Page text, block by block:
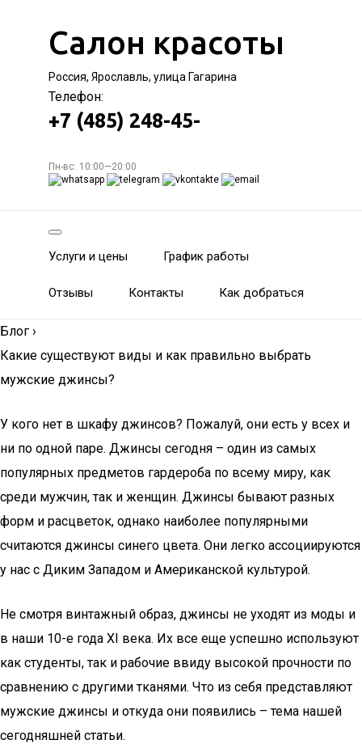
Салон красоты
Россия, Ярославль, улица Гагарина
Телефон:
+7 (485) 248-45-
Пн-вс: 10:00—20:00
Услуги и цены График работы
Отзывы Контакты Как добраться
Блог ›
Какие существуют виды и как правильно выбрать
мужские джинсы?
У кого нет в шкафу джинсов? Пожалуй, они есть у всех и
ни по одной паре. Джинсы сегодня – один из самых
популярных предметов гардероба по всему миру, как
среди мужчин, так и женщин. Джинсы бывают разных
форм и расцветок, однако наиболее популярными
считаются джинсы синего цвета. Они легко ассоциируются
у нас с Диким Западом и Американской культурой.
Не смотря винтажный образ, джинсы не уходят из моды и
в наши 10-е года XI века. Их все еще успешно используют
как студенты, так и рабочие ввиду высокой прочности по
сравнению с другими тканями. Что из себя представляют
мужские джинсы и откуда они появились – тема нашей
сегодняшней статьи.